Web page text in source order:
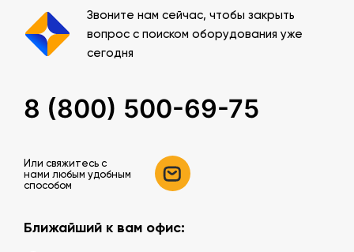
Звоните нам сейчас, чтобы закрыть
вопрос с поиском оборудования уже
сегодня
8 (800) 500-69-75
Или свяжитесь c
нами любым удобным
способом
Ближайший к вам офис: